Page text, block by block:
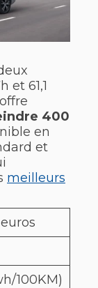
et 61,1
400
en
et
meilleurs
100KM)